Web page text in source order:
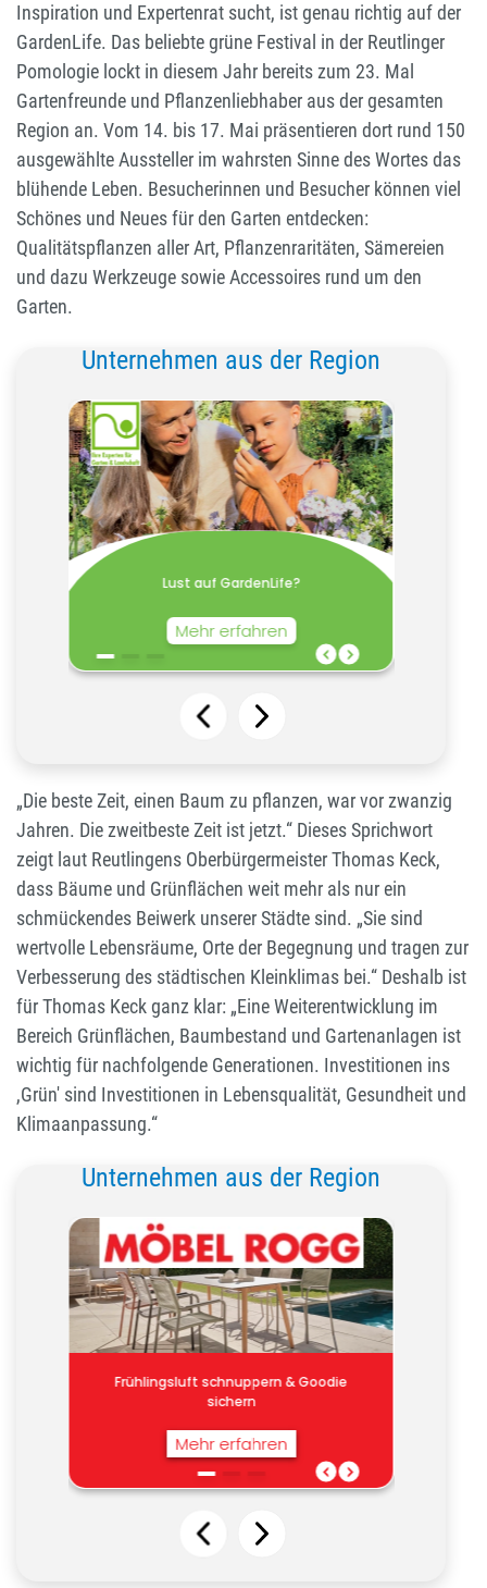
Inspiration und Expertenrat sucht, ist genau richtig auf der
GardenLife. Das beliebte grüne Festival in der Reutlinger
Pomologie lockt in diesem Jahr bereits zum 23. Mal
Gartenfreunde und Pflanzenliebhaber aus der gesamten
Region an. Vom 14. bis 17. Mai präsentieren dort rund 150
ausgewählte Aussteller im wahrsten Sinne des Wortes das
blühende Leben. Besucherinnen und Besucher können viel
Schönes und Neues für den Garten entdecken:
Qualitätspflanzen aller Art, Pflanzenraritäten, Sämereien
und dazu Werkzeuge sowie Accessoires rund um den
Garten.
Unternehmen aus der Region
„Die beste Zeit, einen Baum zu pflanzen, war vor zwanzig
Jahren. Die zweitbeste Zeit ist jetzt.“ Dieses Sprichwort
zeigt laut Reutlingens Oberbürgermeister Thomas Keck,
dass Bäume und Grünflächen weit mehr als nur ein
schmückendes Beiwerk unserer Städte sind. „Sie sind
wertvolle Lebensräume, Orte der Begegnung und tragen zur
Verbesserung des städtischen Kleinklimas bei.“ Deshalb ist
für Thomas Keck ganz klar: „Eine Weiterentwicklung im
Bereich Grünflächen, Baumbestand und Gartenanlagen ist
wichtig für nachfolgende Generationen. Investitionen ins
,Grün' sind Investitionen in Lebensqualität, Gesundheit und
Klimaanpassung.“
Unternehmen aus der Region